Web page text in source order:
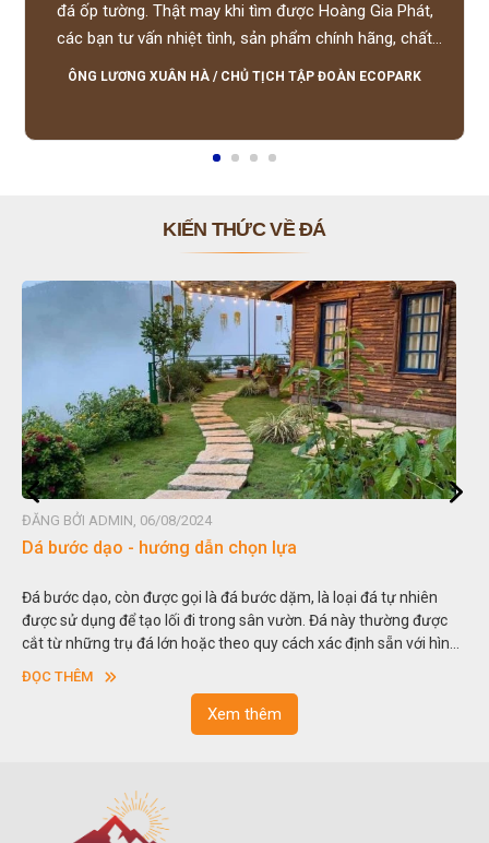
đá ốp tường. Thật may khi tìm được Hoàng Gia Phát,
các bạn tư vấn nhiệt tình, sản phẩm chính hãng, chất
lượng tốt, giá hợp lý, hỗ trợ tận tình.
ÔNG LƯƠNG XUÂN HÀ / CHỦ TỊCH TẬP ĐOÀN ECOPARK
KIẾN THỨC VỀ ĐÁ
ĐĂNG BỞI ADMIN, 06/08/2024
Dá bước dạo - hướng dẫn chọn lựa
Đá bước dạo, còn được gọi là đá bước dặm, là loại đá tự nhiên
được sử dụng để tạo lối đi trong sân vườn. Đá này thường được
cắt từ những trụ đá lớn hoặc theo quy cách xác định sẵn với hình
vuông hoặc hình chữ nhật và có độ dày khác nhau.
ĐỌC THÊM
Xem thêm